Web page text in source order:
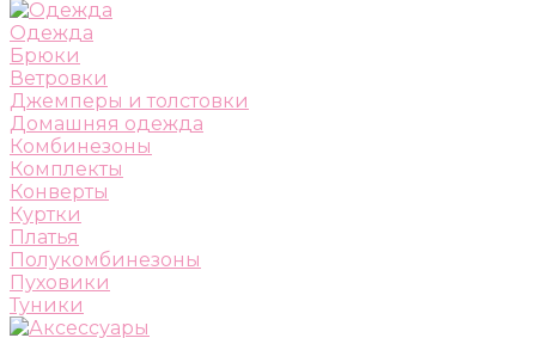
Одежда
Брюки
Ветровки
Джемперы и толстовки
Домашняя одежда
Комбинезоны
Комплекты
Конверты
Куртки
Платья
Полукомбинезоны
Пуховики
Туники